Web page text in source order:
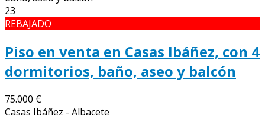
23
REBAJADO
Piso en venta en Casas Ibáñez, con 4
dormitorios, baño, aseo y balcón
75.000 €
Casas Ibáñez - Albacete